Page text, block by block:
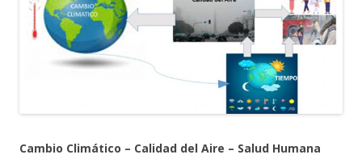
Cambio Climático – Calidad del Aire – Salud Humana